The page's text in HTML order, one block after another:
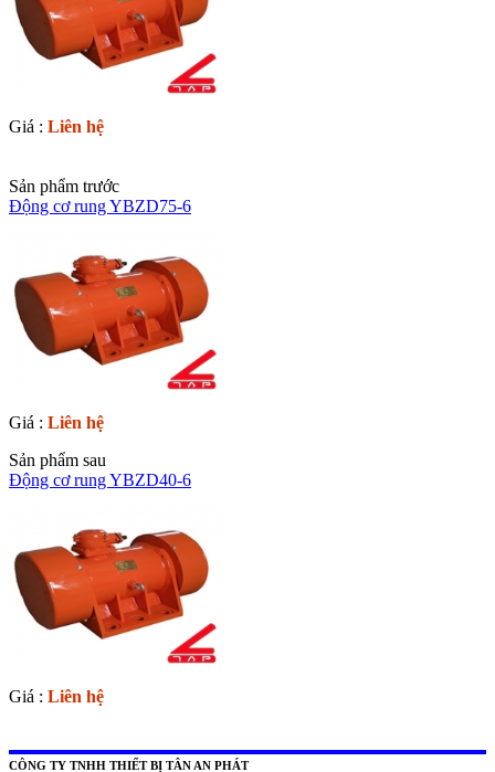
Giá : Liên hệ
Sản phẩm trước
Động cơ rung YBZD75-6
Giá : Liên hệ
Sản phẩm sau
Động cơ rung YBZD40-6
Giá : Liên hệ
CÔNG TY TNHH THIẾT BỊ TÂN AN PHÁT